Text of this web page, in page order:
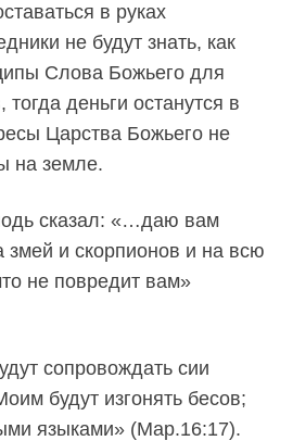
в руках
не будут знать, как
Слова Божьего для
деньги останутся в
Царства Божьего не
на земле.
сказал: «…даю вам
змей и скорпионов и на всю
не повредит вам»
сопровождать сии
будут изгонять бесов;
языками» (Мар.16:17).